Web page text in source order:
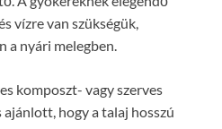
vízre van szükségük,
a nyári melegben.
komposzt- vagy szerves
ajánlott, hogy a talaj hosszú